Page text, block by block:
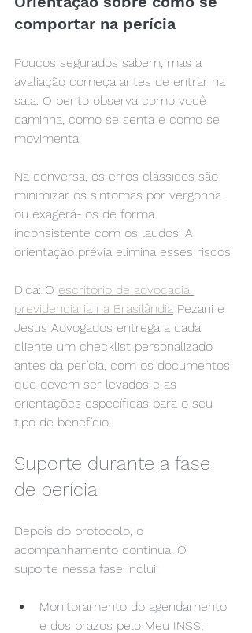
comportar na perícia
Poucos segurados sabem, mas a
avaliação começa antes de entrar na
sala. O perito observa como você
caminha, como se senta e como se
movimenta.
Na conversa, os erros clássicos são
minimizar os sintomas por vergonha
ou exagerá-los de forma
inconsistente com os laudos. A
orientação prévia elimina esses riscos.
Dica: O escritório de advocacia
previdenciária na Brasilândia Pezani e
Jesus Advogados entrega a cada
cliente um checklist personalizado
antes da perícia, com os documentos
que devem ser levados e as
orientações específicas para o seu
tipo de benefício.
Suporte durante a fase
de perícia
Depois do protocolo, o
acompanhamento continua. O
suporte nessa fase inclui:
Monitoramento do agendamento
e dos prazos pelo Meu INSS;